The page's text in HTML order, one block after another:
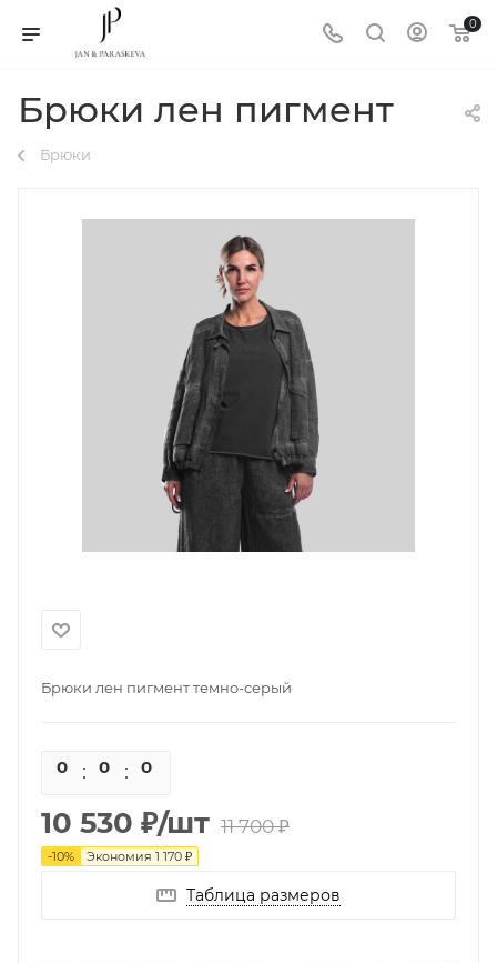
0
Брюки лен пигмент
Брюки
Брюки лен пигмент темно-серый
0 0 0
10 530 ₽/шт 11 700₽
-10% Экономия 1 170 ₽
Таблица размеров